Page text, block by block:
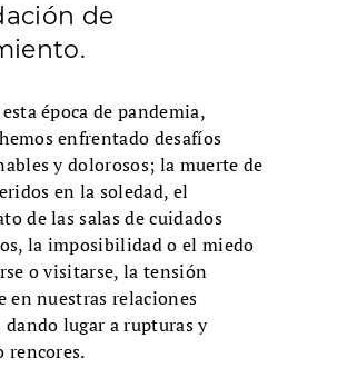
de
época de pandemia,
enfrentado desafíos
y dolorosos; la muerte de
en la soledad, el
de las salas de cuidados
la imposibilidad o el miedo
o visitarse, la tensión
en nuestras relaciones
dando lugar a rupturas y
rencores.